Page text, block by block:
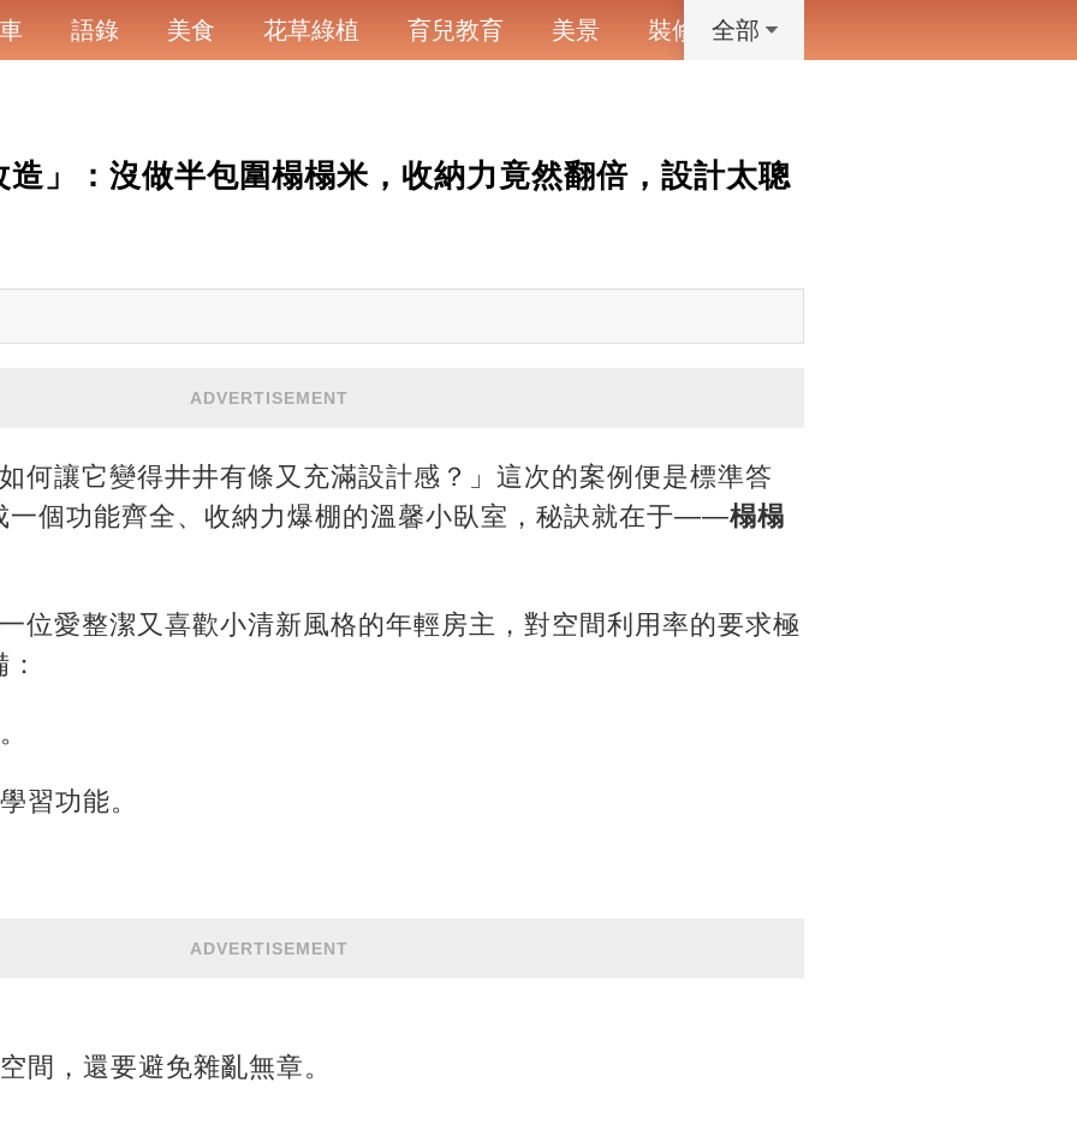
語錄 美食 花草綠植 育兒教育 美景 裝修 寵物
全部
」：沒做半包圍榻榻米，收納力竟然翻倍，設計太聰
ADVERTISEMENT
何讓它變得井井有條又充滿設計感？」這次的案例便是標準答
一個功能齊全、收納力爆棚的溫馨小臥室，秘訣就在于——榻榻
位愛整潔又喜歡小清新風格的年輕房主，對空間利用率的要求極
習功能。
ADVERTISEMENT
間，還要避免雜亂無章。